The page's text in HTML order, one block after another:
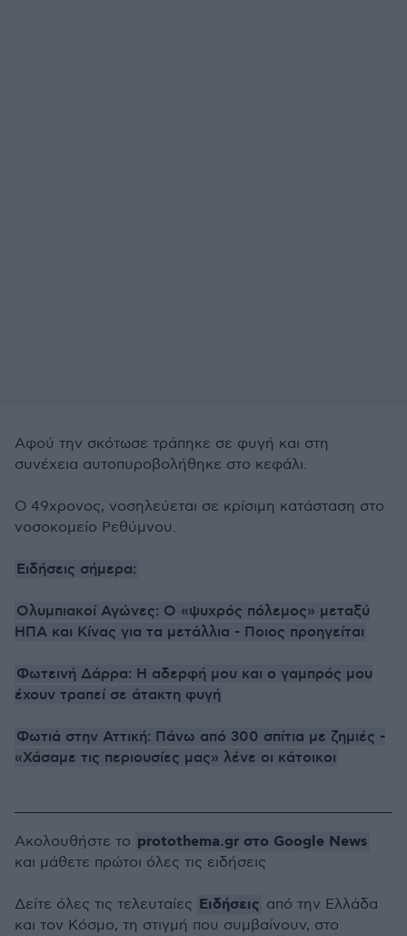
Αφού την σκότωσε τράπηκε σε φυγή και στη
συνέχεια αυτοπυροβολήθηκε στο κεφάλι.
Ο 49χρονος, νοσηλεύεται σε κρίσιμη κατάσταση στο
νοσοκομείο Ρεθύμνου.
Ειδήσεις σήμερα:
Ολυμπιακοί Αγώνες: O «ψυχρός πόλεμος» μεταξύ
ΗΠΑ και Κίνας για τα μετάλλια - Ποιος προηγείται
Φωτεινή Δάρρα: Η αδερφή μου και ο γαμπρός μου
έχουν τραπεί σε άτακτη φυγή
Φωτιά στην Αττική: Πάνω από 300 σπίτια με ζημιές -
«Χάσαμε τις περιουσίες μας» λένε οι κάτοικοι
Ακολουθήστε το protothema.gr στο Google News
και μάθετε πρώτοι όλες τις ειδήσεις
Δείτε όλες τις τελευταίες Ειδήσεις από την Ελλάδα
και τον Κόσμο, τη στιγμή που συμβαίνουν, στο